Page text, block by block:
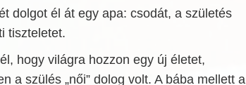
dolgot él át egy apa: csodát, a születés
tiszteletet.
hogy világra hozzon egy új életet,
a szülés „női” dolog volt. A bába mellett a